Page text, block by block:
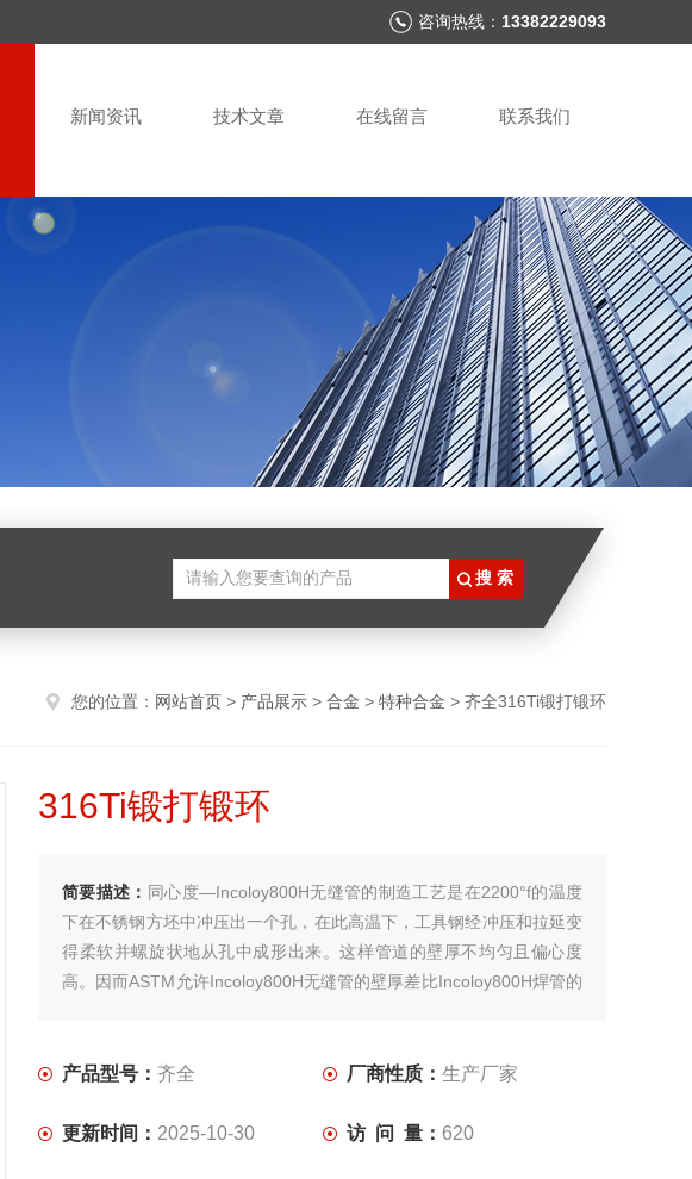
咨询热线： 13382229093
新闻资讯 技术文章 在线留言 联系我们
您的位置： 网站首页 > 产品展示 > 合金 > 特种合金 > 齐全316Ti锻打锻环
316Ti锻打锻环
简要描述： 同心度—Incoloy800H无缝管的制造工艺是在2200°f的温度
下在不锈钢方坯中冲压出一个孔，在此高温下，工具钢经冲压和拉延变
得柔软并螺旋状地从孔中成形出来。这样管道的壁厚不均匀且偏心度
高。因而ASTM允许Incoloy800H无缝管的壁厚差比Incoloy800H焊管的
产品型号： 齐全 厂商性质： 生产厂家
更新时间： 2025-10-30 访 问 量： 620